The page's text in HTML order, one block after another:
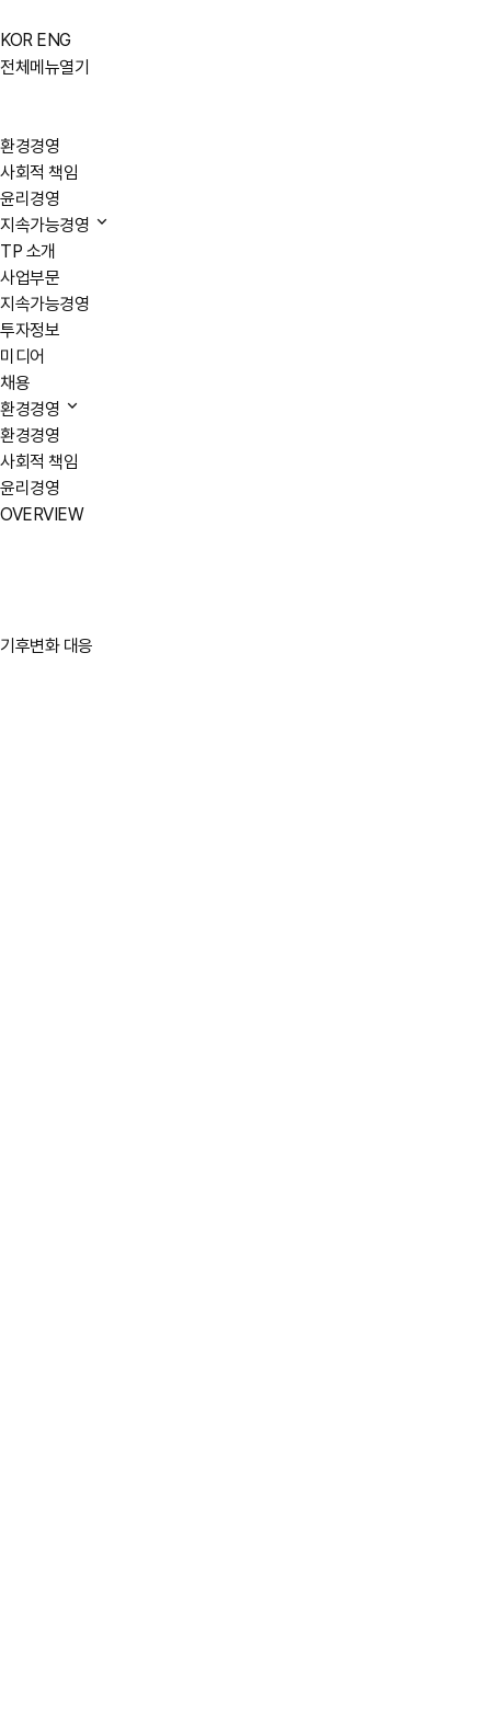
KOR ENG
전체메뉴열기
환경경영
사회적 책임
윤리경영
지속가능경영
TP 소개
사업부문
지속가능경영
투자정보
미디어
채용
환경경영
환경경영
사회적 책임
윤리경영
OVERVIEW
기후변화 대응